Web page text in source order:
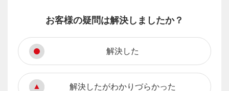
お客様の疑問は解決しましたか？
解決した
解決したがわかりづらかった